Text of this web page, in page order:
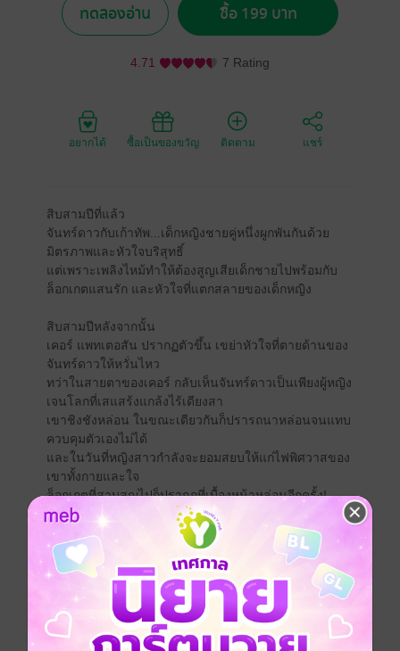
ทดลองอ่าน ซื้อ 199 บาท
4.71 7 Rating
อยากได้ ซื้อเป็นของขวัญ ติดตาม แชร์
สิบสามปีที่แล้ว
จันทร์ดาวกับเก้าทัพ...เด็กหญิงชายคู่หนึ่งผูกพันกันด้วย
มิตรภาพและหัวใจบริสุทธิ์
แต่เพราะเพลิงไหม้ทำให้ต้องสูญเสียเด็กชายไปพร้อมกับ
ล็อกเกตแสนรัก และหัวใจที่แตกสลายของเด็กหญิง
สิบสามปีหลังจากนั้น
เคอร์ แพทเตอสัน ปรากฏตัวขึ้น เขย่าหัวใจที่ตายด้านของ
จันทร์ดาวให้หวั่นไหว
ทว่าในสายตาของเคอร์ กลับเห็นจันทร์ดาวเป็นเพียงผู้หญิง
เจนโลกที่เสแสร้งแกล้งไร้เดียงสา
เขาชิงชังหล่อน ในขณะเดียวกันก็ปรารถนาหล่อนจนแทบ
ควบคุมตัวเองไม่ได้
และในวันที่หญิงสาวกำลังจะยอมสยบให้แก่ไฟพิศวาสของ
เขาทั้งกายและใจ
ล็อกเกตที่สาบสูญไปก็ปรากฏที่เบื้องหน้าหล่อนอีกครั้ง!
โรมานซ์ 18+ คุณหนู
ประเภทไฟล์ pdf, epub (สารบัญ)
วันที่วางขาย 09 มิถุนายน 2565